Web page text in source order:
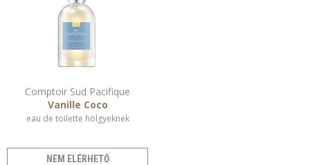
Comptoir Sud Pacifique
Vanille Coco
eau de toilette hölgyeknek
NEM ELÉRHETŐ